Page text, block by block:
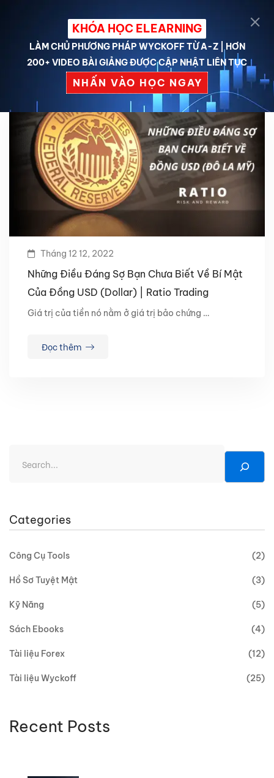
Tháng 12 12, 2022
Những Điều Đáng Sợ Bạn Chưa Biết Về Bí Mật
Của Đồng USD (Dollar) | Ratio Trading
Giá trị của tiền nó nằm ở giá trị bảo chứng …
Đọc thêm
Categories
Công Cụ Tools (2)
Hồ Sơ Tuyệt Mật (3)
Kỹ Năng (5)
Sách Ebooks (4)
Tài liệu Forex (12)
Tài liệu Wyckoff (25)
Recent Posts
KHÓA HỌC ELEARNING
LÀM CHỦ PHƯƠNG PHÁP WYCKOFF TỪ A-Z | HƠN
200+ VIDEO BÀI GIẢNG ĐƯỢC CẬP NHẬT LIÊN TỤC
NHẤN VÀO HỌC NGAY